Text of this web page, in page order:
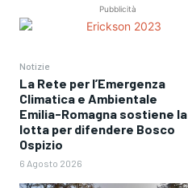
Pubblicità
Notizie
La Rete per l’Emergenza
Climatica e Ambientale
Emilia-Romagna sostiene la
lotta per difendere Bosco
Ospizio
6 Agosto 2026